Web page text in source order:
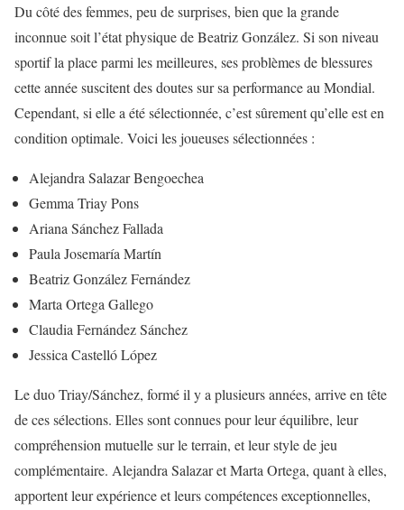
Du côté des femmes, peu de surprises, bien que la grande
inconnue soit l’état physique de Beatriz González. Si son niveau
sportif la place parmi les meilleures, ses problèmes de blessures
cette année suscitent des doutes sur sa performance au Mondial.
Cependant, si elle a été sélectionnée, c’est sûrement qu’elle est en
condition optimale. Voici les joueuses sélectionnées :
Alejandra Salazar Bengoechea
Gemma Triay Pons
Ariana Sánchez Fallada
Paula Josemaría Martín
Beatriz González Fernández
Marta Ortega Gallego
Claudia Fernández Sánchez
Jessica Castelló López
Le duo Triay/Sánchez, formé il y a plusieurs années, arrive en tête
de ces sélections. Elles sont connues pour leur équilibre, leur
compréhension mutuelle sur le terrain, et leur style de jeu
complémentaire. Alejandra Salazar et Marta Ortega, quant à elles,
apportent leur expérience et leurs compétences exceptionnelles,